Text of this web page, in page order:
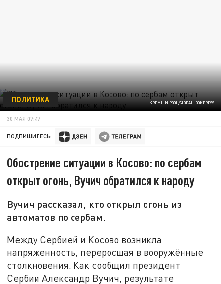
KREMLIN POOL/GLOBALLOOKPRESS
ПОЛИТИКА
30 МАЯ 07:47
ПОДПИШИТЕСЬ:
Обострение ситуации в Косово: по сербам
открыт огонь, Вучич обратился к народу
Вучич рассказал, кто открыл огонь из
автоматов по сербам.
Между Сербией и Косово возникла
напряженность, переросшая в вооружённые
столкновения. Как сообщил президент
Сербии Александр Вучич, результате